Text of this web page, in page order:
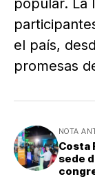
popular. La
el país,
promesas
NOTA
Costa
sede